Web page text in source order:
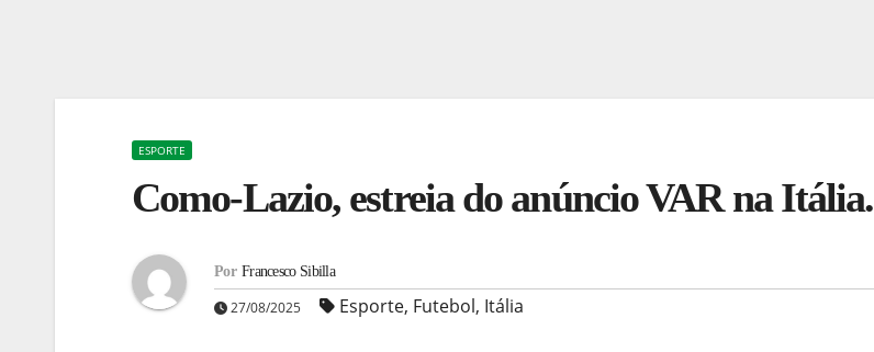
ESPORTE
Como-Lazio, estreia do anúncio VAR na Itália.
Por Francesco Sibilla
27/08/2025 Esporte, Futebol, Itália